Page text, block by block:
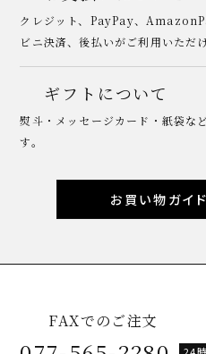
クレジット、PayPay、
ビニ決済、後払いがご利用いただけ
ギフトについて
熨斗・メッセージカード・紙袋な
す。
お買い物ガイ
FAXでのご注文
24